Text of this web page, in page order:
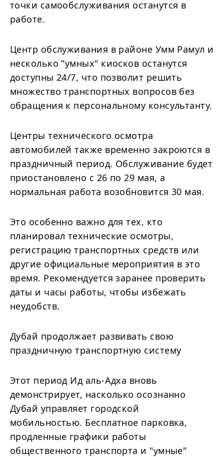
точки самообслуживания останутся в
работе.
Центр обслуживания в районе Умм Рамул и
несколько "умных" киосков останутся
доступны 24/7, что позволит решить
множество транспортных вопросов без
обращения к персональному консультанту.
Центры технического осмотра
автомобилей также временно закроются в
праздничный период. Обслуживание будет
приостановлено с 26 по 29 мая, а
нормальная работа возобновится 30 мая.
Это особенно важно для тех, кто
планировал технические осмотры,
регистрацию транспортных средств или
другие официальные мероприятия в это
время. Рекомендуется заранее проверить
даты и часы работы, чтобы избежать
неудобств.
Дубай продолжает развивать свою
праздничную транспортную систему
Этот период Ид аль-Адха вновь
демонстрирует, насколько осознанно
Дубай управляет городской
мобильностью. Бесплатное парковка,
продленные графики работы
общественного транспорта и "умные"